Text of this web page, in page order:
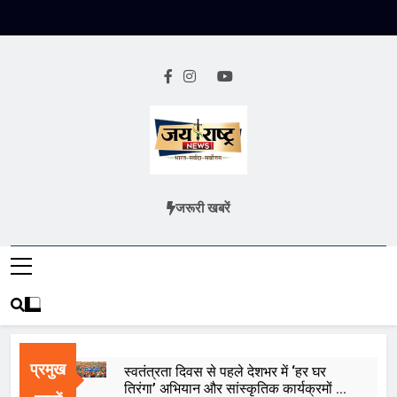
Jai Rashtra
हिंदी समाचार
जरूरी खबरें
प्रमुख
स्वतंत्रता दिवस से पहले देशभर में ‘हर घर
तिरंगा’ अभियान और सांस्कृतिक कार्यक्रमों की